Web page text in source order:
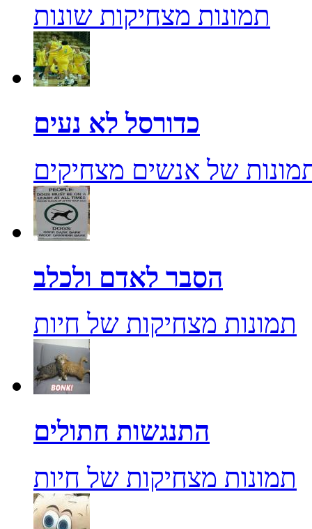
תמונות מצחיקות שונות
כדורסל לא נעים
של אנשים מצחיקים
הסבר לאדם ולכלב
תמונות מצחיקות של חיות
התנגשות חתולים
תמונות מצחיקות של חיות